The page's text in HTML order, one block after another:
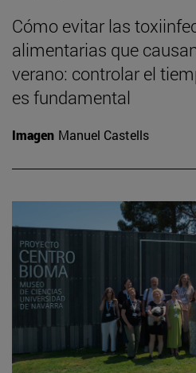
Cómo evitar las
alimentarias que
verano: controlar el
es fundamental
Imagen Manuel Castells